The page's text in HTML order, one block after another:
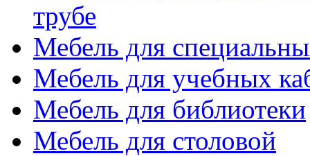
трубе
Мебель для
Мебель для учебных
Мебель для библиотеки
Мебель для столовой